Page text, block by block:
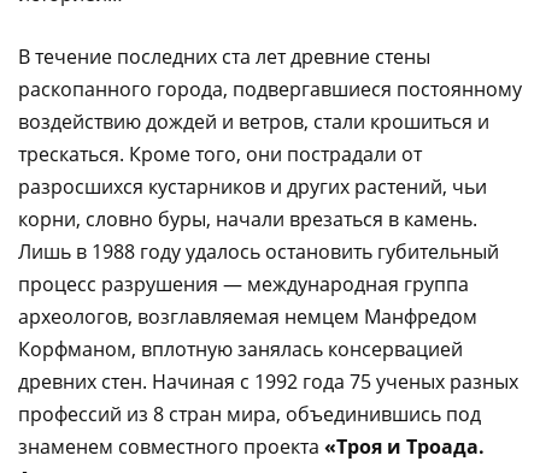
В течение последних ста лет древние стены
раскопанного города, подвергавшиеся постоянному
воздействию дождей и ветров, стали крошиться и
трескаться. Кроме того, они пострадали от
разросшихся кустарников и других растений, чьи
корни, словно буры, начали врезаться в камень.
Лишь в 1988 году удалось остановить губительный
процесс разрушения — международная группа
археологов, возглавляемая немцем Манфредом
Корфманом, вплотную занялась консервацией
древних стен. Начиная с 1992 года 75 ученых разных
профессий из 8 стран мира, объединившись под
знаменем совместного проекта «Троя и Троада.